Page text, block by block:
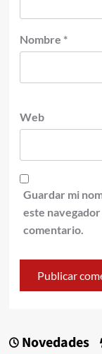
Nombre *
Web
Guardar mi
este
comentario.
Novedades